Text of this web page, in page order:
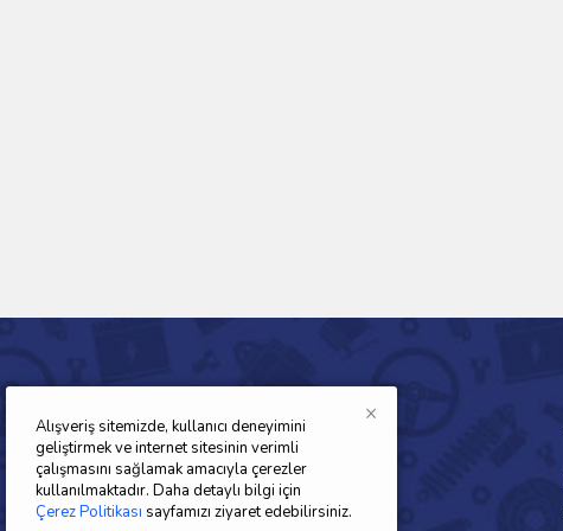
BAM TAŞIT OTO YEDEK PARÇALARI
Bam Taşıt ; Sektörde öncü atılımlar yaparak
mevcut standartları daha da geliştirmek için,
Alışveriş sitemizde, kullanıcı deneyimini
geliştirmek ve internet sitesinin verimli
çalışmasını sağlamak amacıyla çerezler
kullanılmaktadır. Daha detaylı bilgi için
Çerez Politikası sayfamızı ziyaret edebilirsiniz.
×